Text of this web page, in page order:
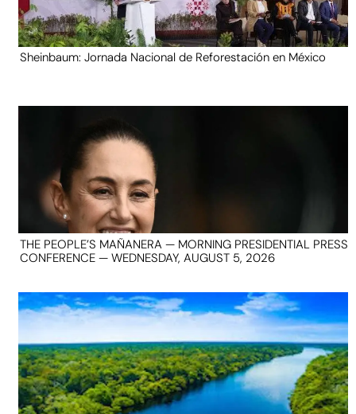
Sheinbaum: Jornada Nacional de Reforestación en México
THE PEOPLE’S MAÑANERA — MORNING PRESIDENTIAL PRESS
CONFERENCE — WEDNESDAY, AUGUST 5, 2026